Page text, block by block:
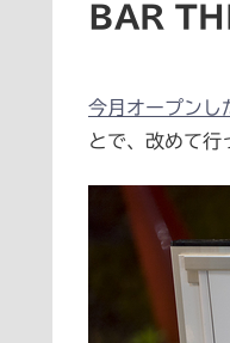
BAR
今月オープンし
とで、改めて行